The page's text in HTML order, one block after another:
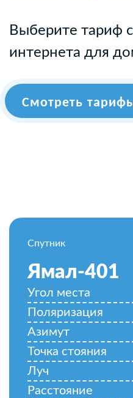
Выберите тариф
интернета для
Смотреть
Спутник
Ямал-401
Угол места
Поляризация
Азимут
Точка стояния
Луч
Расстояние